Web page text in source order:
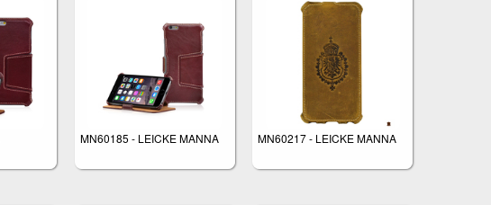
MN60185 - LEICKE MANNA MN60217 - LEICKE MANNA